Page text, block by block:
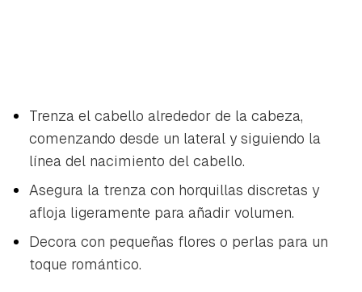
Trenza el cabello alrededor de la cabeza,
comenzando desde un lateral y siguiendo la
línea del nacimiento del cabello.
Asegura la trenza con horquillas discretas y
afloja ligeramente para añadir volumen.
Decora con pequeñas flores o perlas para un
toque romántico.